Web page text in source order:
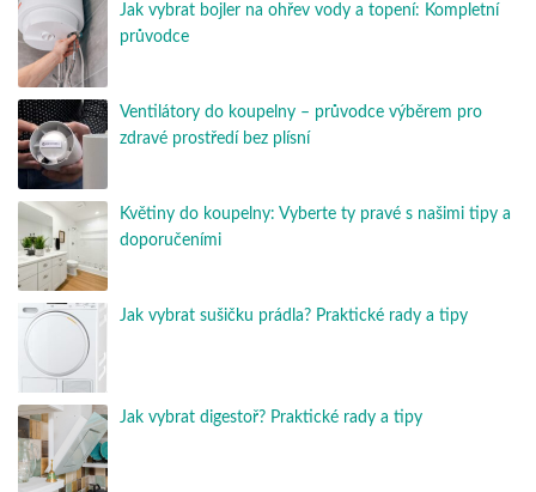
Jak vybrat bojler na ohřev vody a topení: Kompletní
průvodce
Ventilátory do koupelny – průvodce výběrem pro
zdravé prostředí bez plísní
Květiny do koupelny: Vyberte ty pravé s našimi tipy a
doporučeními
Jak vybrat sušičku prádla? Praktické rady a tipy
Jak vybrat digestoř? Praktické rady a tipy